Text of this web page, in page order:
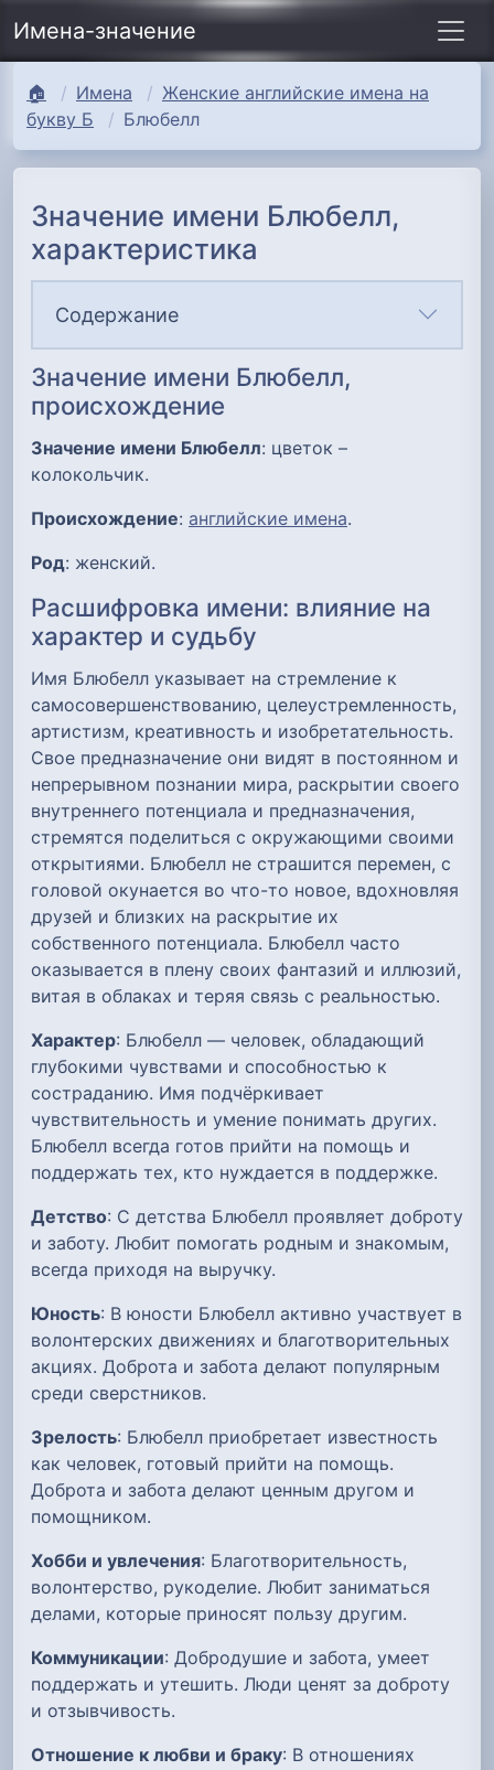
Имена-значение
🏠 Имена
Женские английские имена на
букву Б
Блюбелл
Значение имени Блюбелл,
характеристика
Содержание
Значение имени Блюбелл,
происхождение
Значение имени Блюбелл: цветок –
колокольчик.
Происхождение: английские имена.
Род: женский.
Расшифровка имени: влияние на
характер и судьбу
Имя Блюбелл указывает на стремление к
самосовершенствованию, целеустремленность,
артистизм, креативность и изобретательность.
Свое предназначение они видят в постоянном и
непрерывном познании мира, раскрытии своего
внутреннего потенциала и предназначения,
стремятся поделиться с окружающими своими
открытиями. Блюбелл не страшится перемен, с
головой окунается во что-то новое, вдохновляя
друзей и близких на раскрытие их
собственного потенциала. Блюбелл часто
оказывается в плену своих фантазий и иллюзий,
витая в облаках и теряя связь с реальностью.
Характер: Блюбелл — человек, обладающий
глубокими чувствами и способностью к
состраданию. Имя подчёркивает
чувствительность и умение понимать других.
Блюбелл всегда готов прийти на помощь и
поддержать тех, кто нуждается в поддержке.
Детство: С детства Блюбелл проявляет доброту
и заботу. Любит помогать родным и знакомым,
всегда приходя на выручку.
Юность: В юности Блюбелл активно участвует в
волонтерских движениях и благотворительных
акциях. Доброта и забота делают популярным
среди сверстников.
Зрелость: Блюбелл приобретает известность
как человек, готовый прийти на помощь.
Доброта и забота делают ценным другом и
помощником.
Хобби и увлечения: Благотворительность,
волонтерство, рукоделие. Любит заниматься
делами, которые приносят пользу другим.
Коммуникации: Добродушие и забота, умеет
поддержать и утешить. Люди ценят за доброту
и отзывчивость.
Отношение к любви и браку: В отношениях